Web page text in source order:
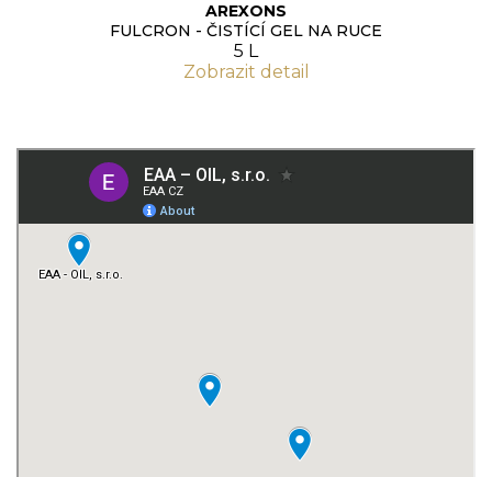
AREXONS
FULCRON - ČISTÍCÍ GEL NA RUCE
5 L
Zobrazit detail